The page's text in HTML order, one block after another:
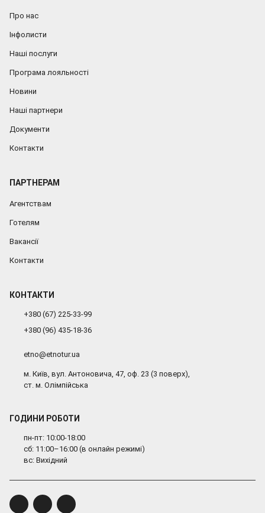
Про нас
Інфолисти
Наші послуги
Програма лояльності
Новини
Наші партнери
Документи
Контакти
ПАРТНЕРАМ
Агентствам
Готелям
Вакансії
Контакти
КОНТАКТИ
+380 (67) 225-33-99
+380 (96) 435-18-36
etno@etnotur.ua
м. Київ, вул. Антоновича, 47, оф. 23 (3 поверх),
ст. м. Олімпійська
ГОДИНИ РОБОТИ
пн-пт: 10:00-18:00
сб: 11:00–16:00 (в онлайн режимі)
вс: Вихідний